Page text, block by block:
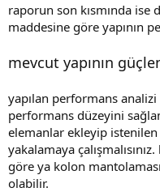
raporun son kısmında
maddesine göre yapının
mevcut yapının
yapılan performans analizi
performans düzeyini
elemanlar ekleyip
yakalamaya
göre ya kolon
olabilir.